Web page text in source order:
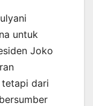
untuk
Joko
tetapi dari